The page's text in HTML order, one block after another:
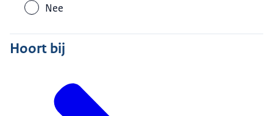
Nee
Hoort bij